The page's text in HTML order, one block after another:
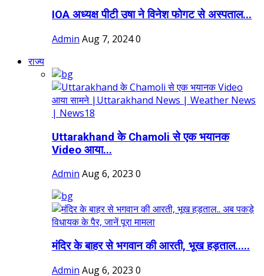
IOA अध्यक्ष पीटी उषा ने विनेश फोगट से अस्पताल...
Admin Aug 7, 20240
राज्य
Uttarakhand के Chamoli से एक भयानक
Video आया...
Admin Aug 6, 2023 0
मंदिर के बाहर से भगवान की आरती, भूख हड़ताल.....
Admin Aug 6, 2023 0